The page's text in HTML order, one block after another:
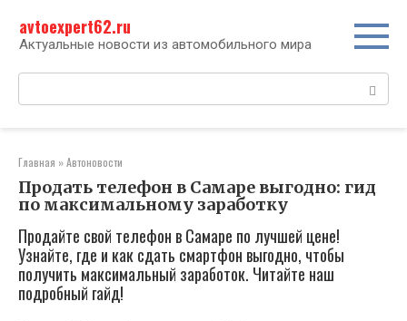
контенту
avtoexpert62.ru
Актуальные новости из автомобильного мира
Поиск:
Главная »Автоновости
Продать телефон в Самаре выгодно: гид
по максимальному заработку
Продайте свой телефон в Самаре по лучшей цене!
Узнайте, где и как сдать смартфон выгодно, чтобы
получить максимальный заработок. Читайте наш
подробный гайд!